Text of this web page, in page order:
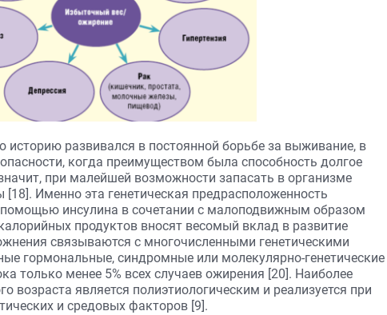
историю развивался в постоянной борьбе за выживание, в
когда преимуществом была способность долгое
при малейшей возможности запасать в организме
Именно эта генетическая предрасположенность
инсулина в сочетании с малоподвижным образом
продуктов вносят весомый вклад в развитие
связываются с многочисленными генетическими
гормональные, синдромные или молекулярно-генетические
только менее 5% всех случаев ожирения [20]. Наиболее
возраста является полиэтиологическим и реализуется при
и средовых факторов [9].